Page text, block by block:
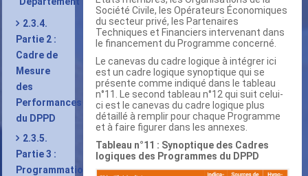
2.3.4.
Partie 2 :
Cadre de
Mesure
des
Performances
du DPPD
2.3.5.
Partie 3 :
Programmation
Société Civile, les Opérateurs Économiques
du secteur privé, les Partenaires
Techniques et Financiers intervenant dans
le financement du Programme concerné.
Le canevas du cadre logique à intégrer ici
est un cadre logique synoptique qui se
présente comme indiqué dans le tableau
n°11. Le second tableau n°12 qui suit celui-
ci est le canevas du cadre logique plus
détaillé à remplir pour chaque Programme
et à faire figurer dans les annexes.
Tableau n°11 : Synoptique des Cadres
logiques des Programmes du DPPD